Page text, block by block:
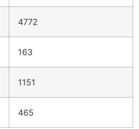
4772
163
1151
465